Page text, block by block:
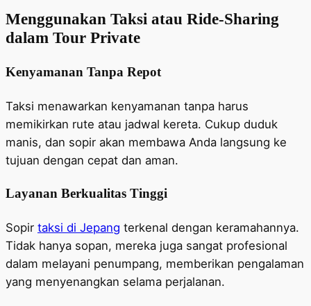
Menggunakan Taksi atau Ride-Sharing
dalam Tour Private
Kenyamanan Tanpa Repot
Taksi menawarkan kenyamanan tanpa harus
memikirkan rute atau jadwal kereta. Cukup duduk
manis, dan sopir akan membawa Anda langsung ke
tujuan dengan cepat dan aman.
Layanan Berkualitas Tinggi
Sopir taksi di Jepang terkenal dengan keramahannya.
Tidak hanya sopan, mereka juga sangat profesional
dalam melayani penumpang, memberikan pengalaman
yang menyenangkan selama perjalanan.